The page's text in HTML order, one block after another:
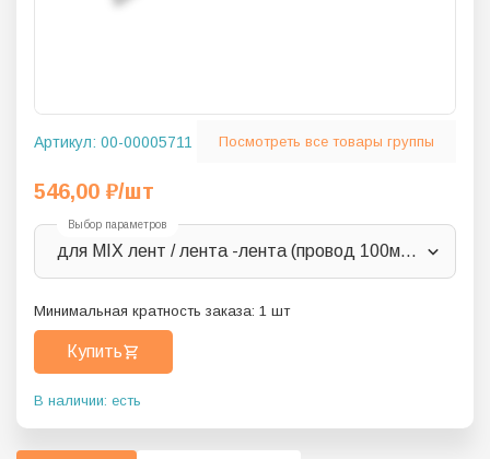
Артикул: 00-00005711 Посмотреть все товары группы
546,00 ₽/шт
Выбор параметров
для MIX лент / лента -лента (провод 100мм) /
Минимальная кратность заказа: 1 шт
Купить
В наличии: есть